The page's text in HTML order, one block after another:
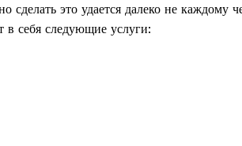
это удается далеко не каждому
в себя следующие услуги: